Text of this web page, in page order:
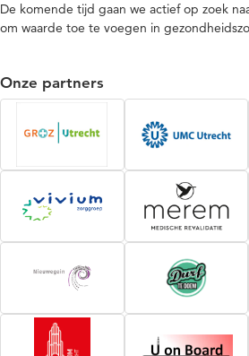
De komende tijd gaan we actief op zoek
om waarde toe te voegen in
Onze partners